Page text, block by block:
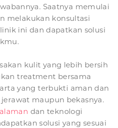
Saatnya memulai
melakukan konsultasi
ini dan dapatkan solusi
kulit yang lebih bersih
treatment bersama
yang terbukti aman dan
maupun bekasnya.
dan teknologi
solusi yang sesuai